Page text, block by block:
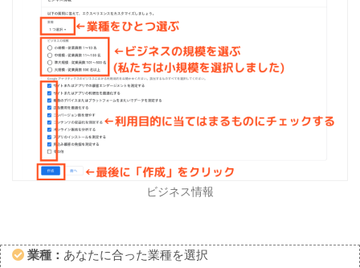
ビジネス情報
業種： あなたに合った業種を選択